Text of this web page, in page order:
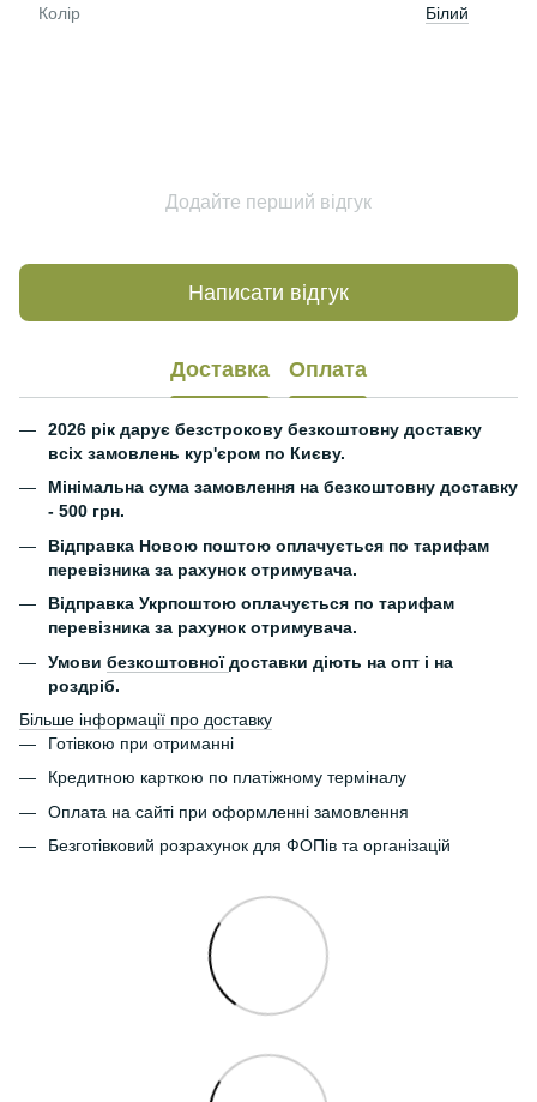
Колір Білий
Додайте перший відгук
Написати відгук
Доставка Оплата
2026 рік дарує безстрокову безкоштовну доставку
всіх замовлень кур'єром по Києву.
Мінімальна сума замовлення на безкоштовну доставку
- 500 грн.
Відправка Новою поштою оплачується по тарифам
перевізника за рахунок отримувача.
Відправка Укрпоштою оплачується по тарифам
перевізника за рахунок отримувача.
Умови безкоштовноїдоставки діють на опт і на
роздріб.
Більше інформації про доставку
Готівкою при отриманні
Кредитною карткою по платіжному терміналу
Оплата на сайті при оформленні замовлення
Безготівковий розрахунок для ФОПів та організацій